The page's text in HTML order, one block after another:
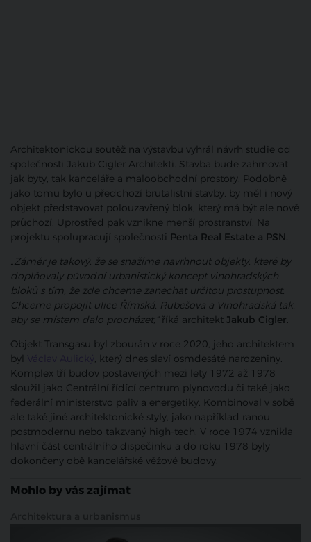
Architektonickou soutěž na výstavbu vyhrál návrh studie od
společnosti Jakub Cigler Architekti. Stavba bude zahrnovat
jak byty, tak kanceláře a maloobchodní prostory. Podobně
jako tomu bylo u předchozí brutalistní stavby, by měl i nový
objekt představovat polouzavřený blok, který má být ale nově
průchozí. Uprostřed pak vznikne menší prostranství. Na
projektu spolupracují společnosti Penta Real Estate a PSN.
„Záměr je takový, že se snažíme navrhnout objekty, které by
doplňovaly původní urbanistický koncept vinohradských
bloků s tím, že zde chceme zanechat určitou prostupnost.
Chceme propojit ulice Římská, Rubešova a Vinohradská tak,
aby se místem dalo procházet,“ říká architekt Jakub Cigler.
Objekt Transgasu byl zbourán v roce 2020, jeho architektem
byl
Václav Aulický , který dnes slaví osmdesáté narozeniny.
Komplex tří budov postavených mezi lety 1972 až 1978
sloužil jako Centrální řídící centrum plynovodu či také jako
federální ministerstvo paliv a energetiky. Kombinoval v sobě
ale také jiné architektonické styly, jako například ranou
postmodernu nebo takzvaný high-tech. V roce 1974 vznikla
hlavní část centrálního dispečinku a do roku 1978 byly
dokončeny obě kancelářské věžové budovy.
Mohlo by vás zajímat